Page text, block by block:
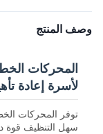
وصف المنتج
المحركات
لأسرة إعادة